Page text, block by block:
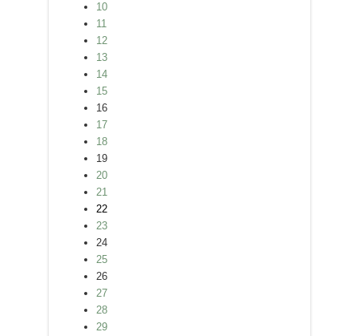
10
11
12
13
14
15
16
17
18
19
20
21
22
23
24
25
26
27
28
29